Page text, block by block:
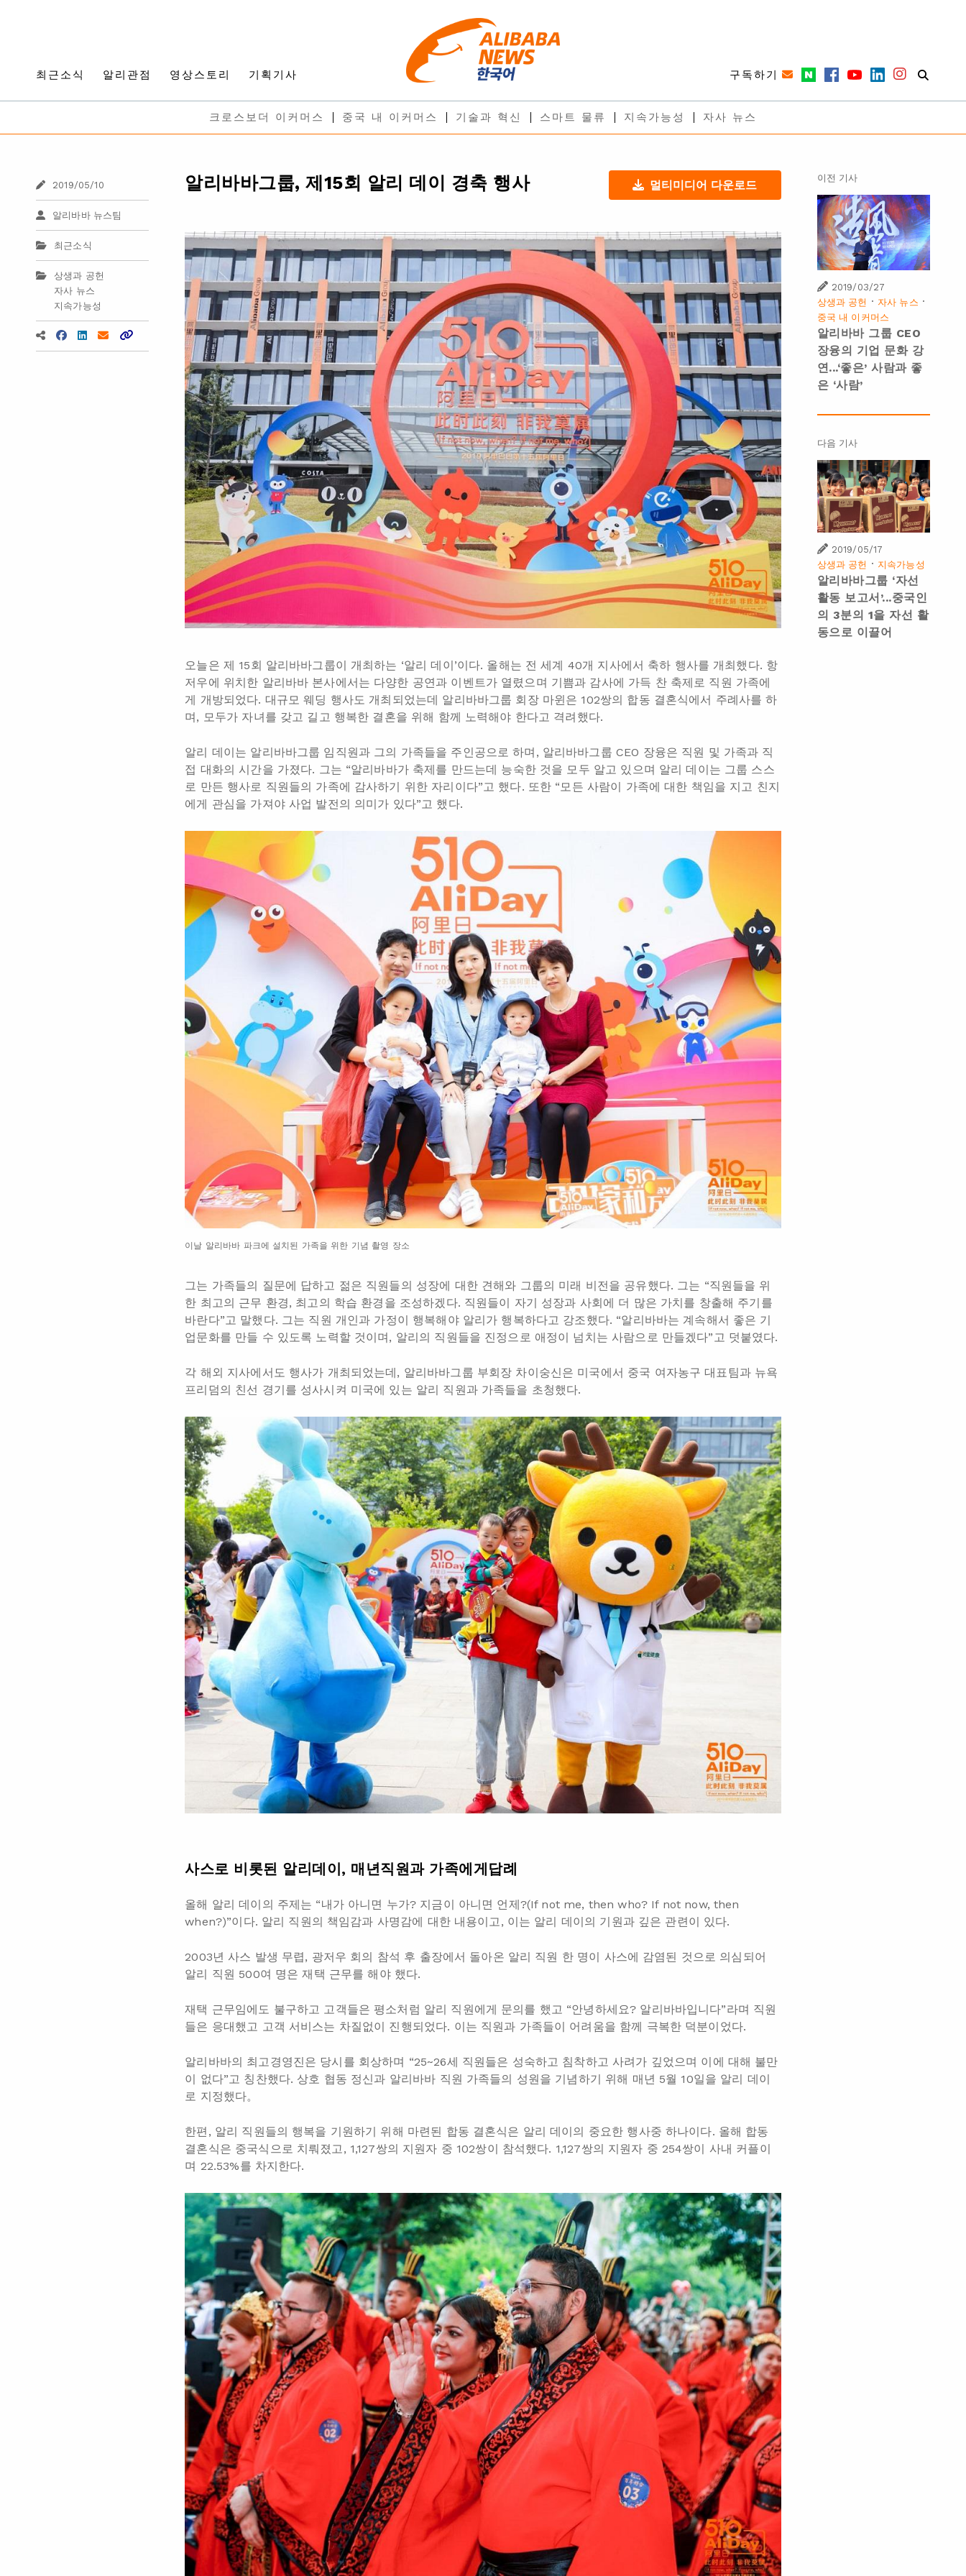
최근소식 알리관점 영상스토리 기획기사 구독하기
크로스보더 이커머스 중국 내 이커머스 기술과 혁신 스마트 물류 지속가능성 자사 뉴스
2019/05/10
알리바바 뉴스팀
최근소식
상생과 공헌
자사 뉴스
지속가능성
알리바바그룹, 제15회 알리 데이 경축 행사 멀티미디어 다운로드
오늘은 제 15회 알리바바그룹이 개최하는 ‘알리 데이’이다. 올해는 전 세계 40개 지사에서 축하 행사를 개최했다. 항
저우에 위치한 알리바바 본사에서는 다양한 공연과 이벤트가 열렸으며 기쁨과 감사에 가득 찬 축제로 직원 가족에
게 개방되었다. 대규모 웨딩 행사도 개최되었는데 알리바바그룹 회장 마윈은 102쌍의 합동 결혼식에서 주례사를 하
며, 모두가 자녀를 갖고 길고 행복한 결혼을 위해 함께 노력해야 한다고 격려했다.
알리 데이는 알리바바그룹 임직원과 그의 가족들을 주인공으로 하며, 알리바바그룹 CEO 장융은 직원 및 가족과 직
접 대화의 시간을 가졌다. 그는 “알리바바가 축제를 만드는데 능숙한 것을 모두 알고 있으며 알리 데이는 그룹 스스
로 만든 행사로 직원들의 가족에 감사하기 위한 자리이다”고 했다. 또한 “모든 사람이 가족에 대한 책임을 지고 친지
에게 관심을 가져야 사업 발전의 의미가 있다”고 했다.
이날 알리바바 파크에 설치된 가족을 위한 기념 촬영 장소
그는 가족들의 질문에 답하고 젊은 직원들의 성장에 대한 견해와 그룹의 미래 비전을 공유했다. 그는 “직원들을 위
한 최고의 근무 환경, 최고의 학습 환경을 조성하겠다. 직원들이 자기 성장과 사회에 더 많은 가치를 창출해 주기를
바란다”고 말했다. 그는 직원 개인과 가정이 행복해야 알리가 행복하다고 강조했다. “알리바바는 계속해서 좋은 기
업문화를 만들 수 있도록 노력할 것이며, 알리의 직원들을 진정으로 애정이 넘치는 사람으로 만들겠다”고 덧붙였다.
각 해외 지사에서도 행사가 개최되었는데, 알리바바그룹 부회장 차이숭신은 미국에서 중국 여자농구 대표팀과 뉴욕
프리덤의 친선 경기를 성사시켜 미국에 있는 알리 직원과 가족들을 초청했다.
사스로 비롯된 알리데이, 매년직원과가족에게답례
올해 알리 데이의 주제는 “내가 아니면 누가? 지금이 아니면 언제?(If not me, then who? If not now, then
when?)”이다. 알리 직원의 책임감과 사명감에 대한 내용이고, 이는 알리 데이의 기원과 깊은 관련이 있다.
2003년 사스 발생 무렵, 광저우 회의 참석 후 출장에서 돌아온 알리 직원 한 명이 사스에 감염된 것으로 의심되어
알리 직원 500여 명은 재택 근무를 해야 했다.
재택 근무임에도 불구하고 고객들은 평소처럼 알리 직원에게 문의를 했고 “안녕하세요? 알리바바입니다”라며 직원
들은 응대했고 고객 서비스는 차질없이 진행되었다. 이는 직원과 가족들이 어려움을 함께 극복한 덕분이었다.
알리바바의 최고경영진은 당시를 회상하며 “25~26세 직원들은 성숙하고 침착하고 사려가 깊었으며 이에 대해 불만
이 없다”고 칭찬했다. 상호 협동 정신과 알리바바 직원 가족들의 성원을 기념하기 위해 매년 5월 10일을 알리 데이
로 지정했다。
한편, 알리 직원들의 행복을 기원하기 위해 마련된 합동 결혼식은 알리 데이의 중요한 행사중 하나이다. 올해 합동
결혼식은 중국식으로 치뤄졌고, 1,127쌍의 지원자 중 102쌍이 참석했다. 1,127쌍의 지원자 중 254쌍이 사내 커플이
며 22.53%를 차지한다.
이전 기사
2019/03/27
상생과 공헌 ·자사 뉴스 ·
중국 내 이커머스
알리바바 그룹 CEO
장융의 기업 문화 강
연...‘좋은’ 사람과 좋
은 ‘사람’
다음 기사
2019/05/17
상생과 공헌 · 지속가능성
알리바바그룹 ‘자선
활동 보고서’...중국인
의 3분의 1을 자선 활
동으로 이끌어